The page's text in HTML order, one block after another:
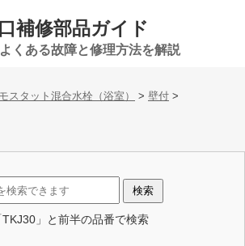
補修部品ガイド
くある故障と修理方法を解説
スタット混合水栓（浴室） > 壁付 >
」と前半の品番で検索